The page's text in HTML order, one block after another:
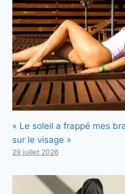
« Le soleil a frappé mes
sur le visage »
29 juillet 2026